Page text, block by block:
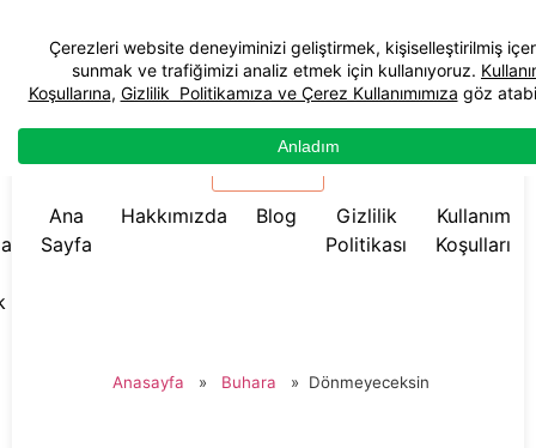
☰ Menü
Ana
Sayfa
Hakkımızda Blog
Gizlilik
Politikası
Kullanım
Koşulları
Anasayfa » Buhara » Dönmeyeceksin